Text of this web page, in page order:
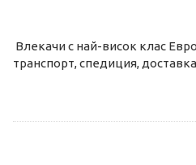
Влекачи с най-висок клас
транспорт, спедиция,